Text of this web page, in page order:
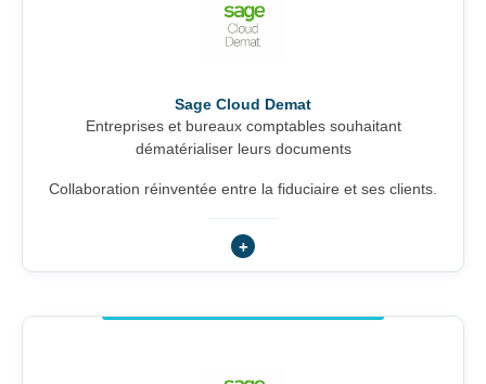
Sage Cloud Demat
Entreprises et bureaux comptables souhaitant
dématérialiser leurs documents
Collaboration réinventée entre la fiduciaire et ses clients.